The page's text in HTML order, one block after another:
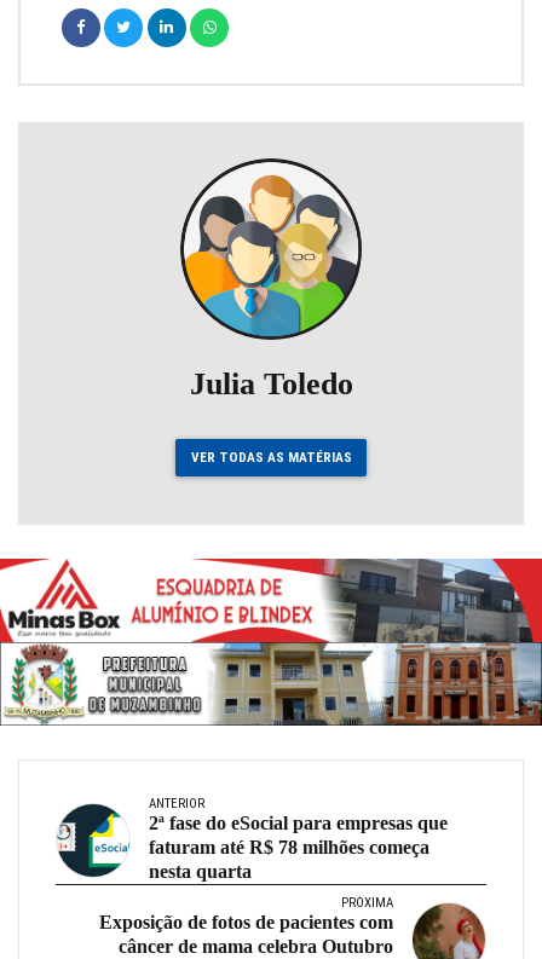
Julia Toledo
VER TODAS AS MATÉRIAS
ANTERIOR
2ª fase do eSocial para empresas que
faturam até R$ 78 milhões começa
nesta quarta
PRÓXIMA
Exposição de fotos de pacientes com
câncer de mama celebra Outubro